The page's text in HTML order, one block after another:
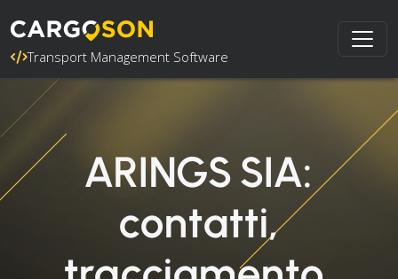
Transport Management Software
ARINGS SIA:
contatti,